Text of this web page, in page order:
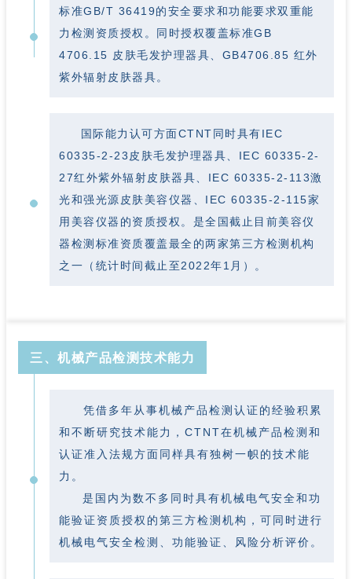
标准GB/T 36419的安全要求和功能要求双重能
力检测资质授权。同时授权覆盖标准GB
4706.15 皮肤毛发护理器具、GB4706.85 红外
紫外辐射皮肤器具。
国际能力认可方面CTNT同时具有IEC
60335-2-23皮肤毛发护理器具、IEC 60335-2-
27红外紫外辐射皮肤器具、IEC 60335-2-113激
光和强光源皮肤美容仪器、IEC 60335-2-115家
用美容仪器的资质授权。是全国截止目前美容仪
器检测标准资质覆盖最全的两家第三方检测机构
之一（统计时间截止至2022年1月）。
三、 机械产品检测技术能力
凭借多年从事机械产品检测认证的经验积累
和不断研究技术能力，CTNT在机械产品检测和
认证准入法规方面同样具有独树一帜的技术能
力。
是国内为数不多同时具有机械电气安全和功
能验证资质授权的第三方检测机构，可同时进行
机械电气安全检测、功能验证、风险分析评价。